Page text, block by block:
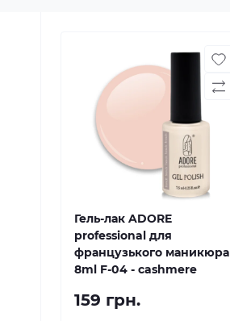
Гель-лак ADORE
professional для
французького маникюра
8ml F-04 - cashmere
159 грн.